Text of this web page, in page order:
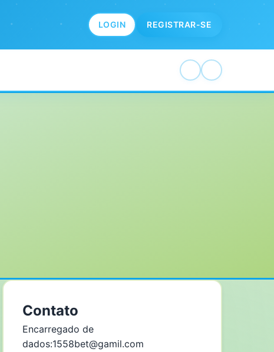
LOGIN REGISTRAR-SE
Contato
Encarregado de
dados:1558bet@gamil.com